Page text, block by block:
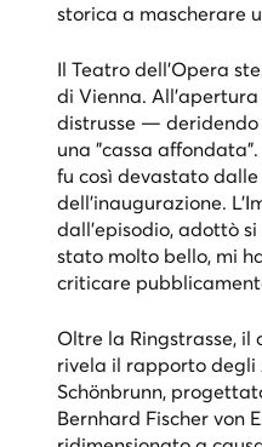
storica a mascherare
Il Teatro dell'Opera
di Vienna. All'apertura
distrusse —
una "cassa
fu così devastato
dell'inaugurazione.
dall'episodio, adottò
stato molto bello, mi
criticare
Oltre la Ringstrasse,
rivela il rapporto degli
Schönbrunn,
Bernhard Fischer von